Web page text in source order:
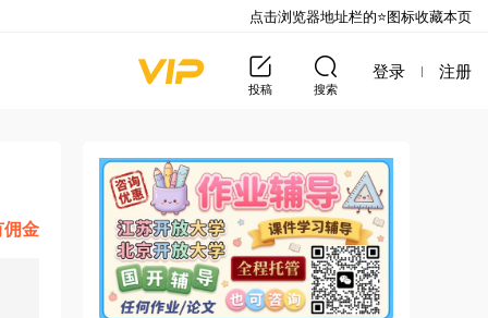
投稿 搜索
登录 注册
佣金
点击浏览器地址栏的⭐图标收藏本页